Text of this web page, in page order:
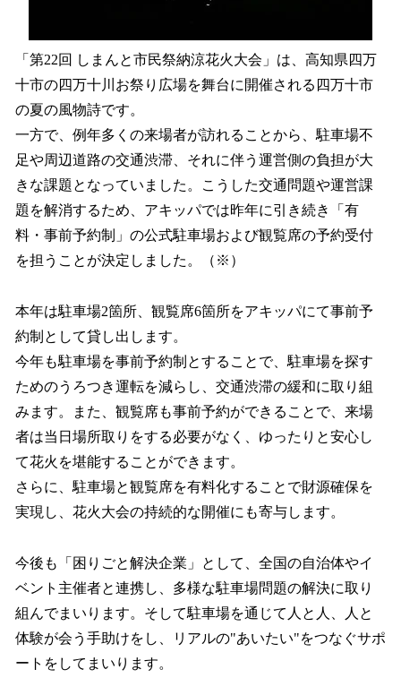
「第22回 しまんと市民祭納涼花火大会」は、高知県四万
十市の四万十川お祭り広場を舞台に開催される四万十市
の夏の風物詩です。
一方で、例年多くの来場者が訪れることから、駐車場不
足や周辺道路の交通渋滞、それに伴う運営側の負担が大
きな課題となっていました。こうした交通問題や運営課
題を解消するため、アキッパでは昨年に引き続き「有
料・事前予約制」の公式駐車場および観覧席の予約受付
を担うことが決定しました。（※）
本年は駐車場2箇所、観覧席6箇所をアキッパにて事前予
約制として貸し出します。
今年も駐車場を事前予約制とすることで、駐車場を探す
ためのうろつき運転を減らし、交通渋滞の緩和に取り組
みます。また、観覧席も事前予約ができることで、来場
者は当日場所取りをする必要がなく、ゆったりと安心し
て花火を堪能することができます。
さらに、駐車場と観覧席を有料化することで財源確保を
実現し、花火大会の持続的な開催にも寄与します。
今後も「困りごと解決企業」として、全国の自治体やイ
ベント主催者と連携し、多様な駐車場問題の解決に取り
組んでまいります。そして駐車場を通じて人と人、人と
体験が会う手助けをし、リアルの"あいたい"をつなぐサポ
ートをしてまいります。